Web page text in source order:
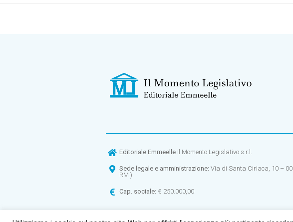
Editoriale EmmeelleIl Momento Legislativo s.r.l.
Sede legale e amministrazione: Via di Santa Ciriaca, 10 –
RM )
Cap. sociale: € 250.000,00